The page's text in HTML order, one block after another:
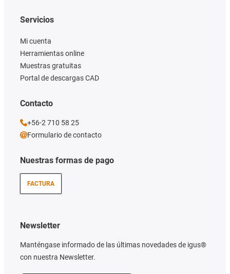
Nuestras formas de pago
FACTURA
Servicios
Mi cuenta
Herramientas online
Muestras gratuitas
Portal de descargas CAD
Newsletter
Manténgase informado de las últimas novedades de igus®
con nuestra Newsletter.
Contacto
+56-2 710 58 25
Formulario de contacto